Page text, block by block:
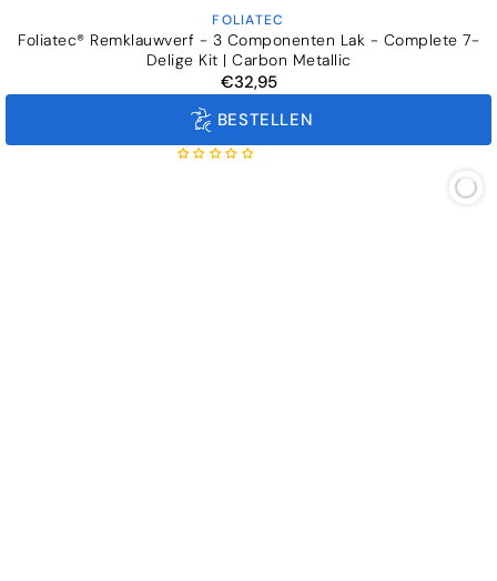
Verkoper:
FOLIATEC
Foliatec® Remklauwverf - 3 Componenten Lak - Complete 7-
Delige Kit | Carbon Metallic
Normale
€32,95
BESTELLEN